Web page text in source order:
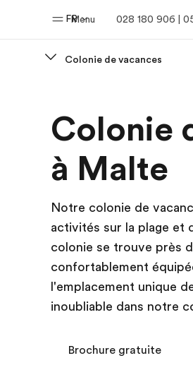
Menu
FR 028 180 906 |
Bienvenue chez EF
Colonie de vacances
Colonie
à Malte
Notre colonie de
activités sur la plage et
colonie se trouve près
confortablement
l'emplacement unique
inoubliable dans notre
Brochure gratuite